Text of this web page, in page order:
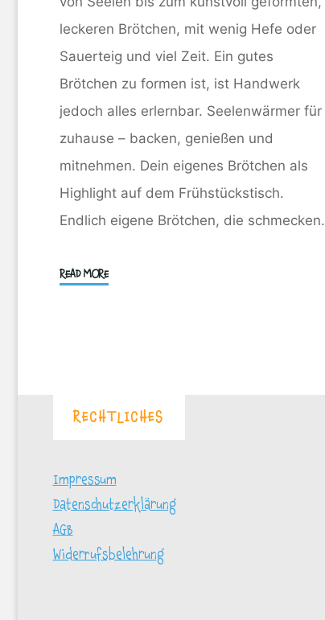
leckeren Brötchen, mit wenig Hefe oder
Sauerteig und viel Zeit. Ein gutes
Brötchen zu formen ist, ist Handwerk
jedoch alles erlernbar. Seelenwärmer für
zuhause – backen, genießen und
mitnehmen. Dein eigenes Brötchen als
Highlight auf dem Frühstückstisch.
Endlich eigene Brötchen, die schmecken.
READ MORE"Brötchen
RECHTLICHES
Impressum
Datenschutzerklärung
AGB
Widerrufsbelehrung